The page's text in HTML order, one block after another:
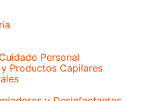
Personal
Productos Capilares